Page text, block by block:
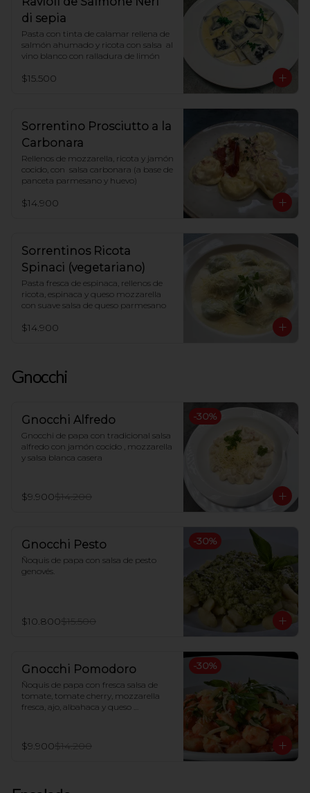
di sepia
Pasta con tinta de calamar rellena de
salmón ahumado y ricota con salsa  al
vino blanco con ralladura de limón
$15.500
Sorrentino Prosciutto a la
Carbonara
Rellenos de mozzarella, ricota y jamón
cocido, con  salsa carbonara (a base de
panceta parmesano y huevo)
$14.900
Sorrentinos Ricota
Spinaci (vegetariano)
Pasta fresca de espinaca, rellenos de
ricota, espinaca y queso mozzarella
con suave salsa de queso parmesano
$14.900
Gnocchi
-30%
Gnocchi Alfredo
Gnocchi de papa con tradicional salsa
alfredo con jamón cocido , mozzarella
y salsa blanca casera
$9.900$14.200
-30%
Gnocchi Pesto
Ñoquis de papa con salsa de pesto
genovés.
$10.800$15.500
-30%
Gnocchi Pomodoro
Ñoquis de papa con fresca salsa de
tomate, tomate cherry, mozzarella
fresca, ajo, albahaca y queso
$9.900$14.200